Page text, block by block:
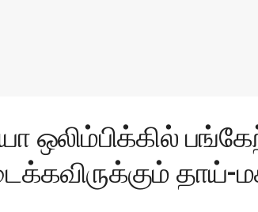
ஒலிம்பிக்கில்
தாய்-